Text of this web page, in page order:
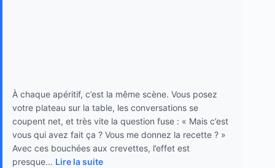
À chaque apéritif, c’est la même scène. Vous posez
votre plateau sur la table, les conversations se
coupent net, et très vite la question fuse : « Mais c’est
vous qui avez fait ça ? Vous me donnez la recette ? »
Avec ces bouchées aux crevettes, l’effet est
presque... Lire la suite